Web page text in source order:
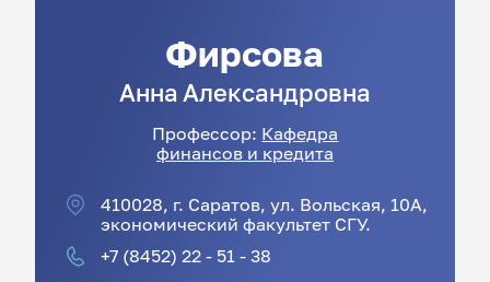
Фирсова
Анна Александровна
Профессор: Кафедра
финансов и кредита
410028, г. Саратов, ул. Вольская, 10А,
экономический факультет СГУ.
+7 (8452) 22 - 51 - 38